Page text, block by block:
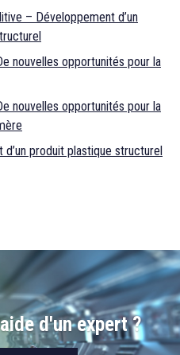
– Développement d’un
nouvelles opportunités pour la
nouvelles opportunités pour la
produit plastique structurel
d'un expert ?